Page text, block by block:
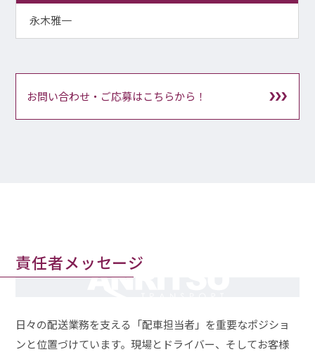
永木雅一
お問い合わせ・ご応募はこちらから！
責任者メッセージ
日々の配送業務を支える「配車担当者」を重要なポジショ
ンと位置づけています。現場とドライバー、そしてお客様